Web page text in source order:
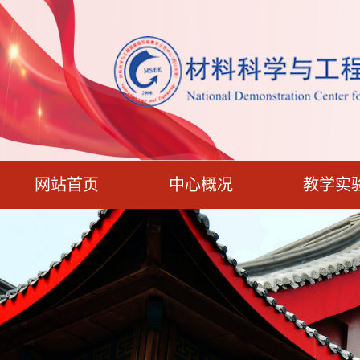
网站首页 中心概况 教学实